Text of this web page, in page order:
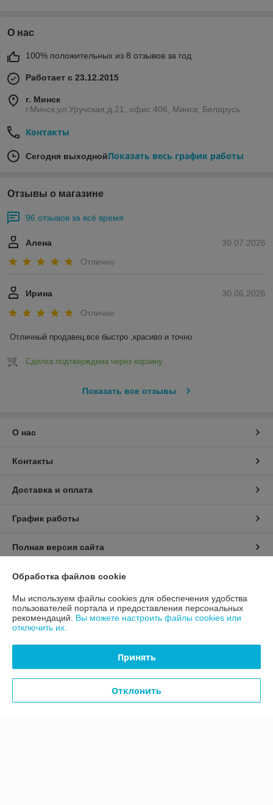
О нас
100% положительных из 8 отзывов за год
Работает с 23.12.2015
г. Минск
г.Минск,ул.Уручская,д.21, офис 406, Минск, Беларусь
Контакты
Сегодня выходнойПоказать весь график работы
Отзывы о магазине
96 отзывов за всё время
30.07.2026
Алена
Отлично
30.06.2026
Ирина
Отлично
Отличный продавец.все быстро ,красиво и точно
Сделка подтверждена через корзину
Показать все отзывы
О нас
Контакты
Доставка и оплата
График работы
Полная версия сайта
Политика обработки cookies
Сайт создан на платформе Deal.by
Юридическое лицо:Общество с ограниченной ответственностью
Обработка файлов cookie
Мы используем файлы cookies для обеспечения удобства
пользователей портала и предоставления персональных
рекомендаций. Вы можете настроить файлы cookies или
отключить их.
Принять
Отклонить